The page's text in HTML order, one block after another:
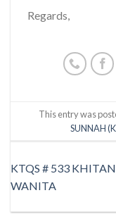
Regards,
This entry was
SUNNAH
KTQS # 533 KHITAN
WANITA